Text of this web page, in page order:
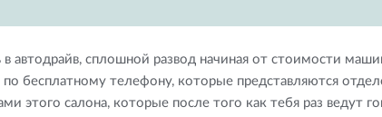
автодрайв, сплошной развод начиная от стоимости
бесплатному телефону, которые представляются
этого салона, которые после того как тебя раз ведут